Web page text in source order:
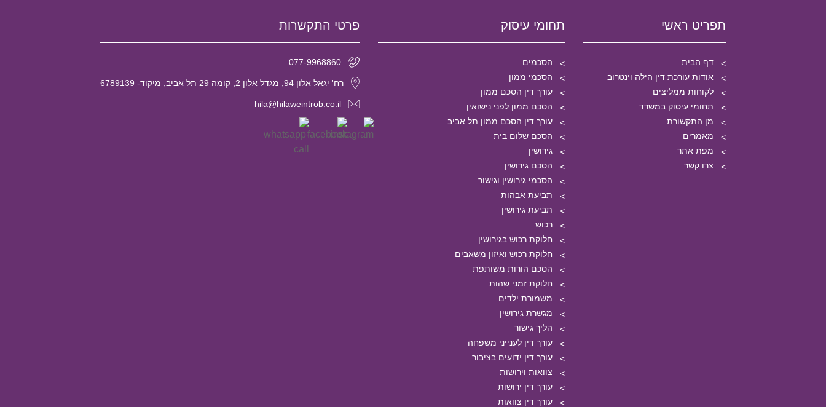
תפריט ראשי
דף הבית
אודות עורכת דין הילה וינטרוב
לקוחות ממליצים
תחומי עיסוק במשרד
מן התקשורת
מאמרים
מפת אתר
צרו קשר
תחומי עיסוק
הסכמים
הסכמי ממון
עורך דין הסכם ממון
הסכם ממון לפני נישואין
עורך דין הסכם ממון תל אביב
הסכם שלום בית
גירושין
הסכם גירושין
הסכמי גירושין וגישור
תביעת אבהות
תביעת גירושין
רכוש
חלוקת רכוש בגירושין
חלוקת רכוש ואיזון משאבים
הסכם הורות משותפת
חלוקת זמני שהות
משמורת ילדים
מגשרת גירושין
הליך גישור
עורך דין לענייני משפחה
עורך דין ידועים בציבור
צוואות וירושות
עורך דין ירושות
עורך דין צוואות
פרטי התקשרות
077-9968860
רח' יגאל אלון 94, מגדל אלון 2, קומה 29 תל אביב, מיקוד- 6789139
hila@hilaweintrob.co.il